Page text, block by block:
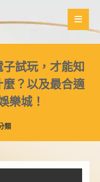
試玩，才能知
？以及最合適
樂城！
類